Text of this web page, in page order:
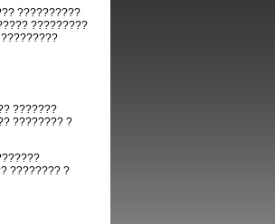
??????????
?????????
???????
???????? ?
???????? ?